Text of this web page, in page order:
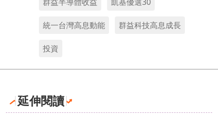
統一台灣高息動能 群益科技高息成長
投資
延伸閱讀